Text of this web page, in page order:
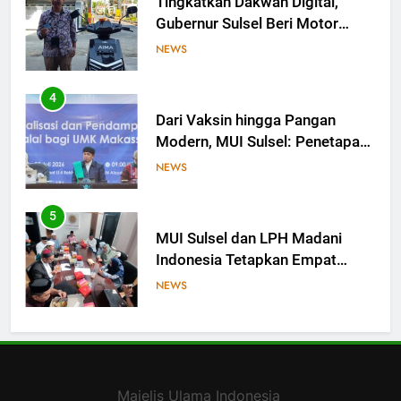
Gubernur Sulsel Beri Motor
untuk Tim Media MUI Sulawesi
NEWS
4
Dari Vaksin hingga Pangan
Modern, MUI Sulsel: Penetapan
Halal Butuh Dalil dan Sains
NEWS
5
MUI Sulsel dan LPH Madani
Indonesia Tetapkan Empat
Pelaku Usaha Halal
NEWS
6
Majelis Ulama Indonesia